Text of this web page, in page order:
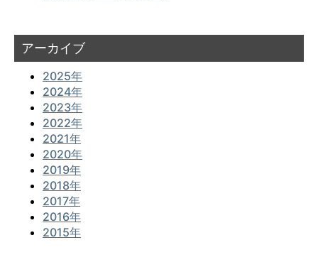
アーカイブ
2025年
2024年
2023年
2022年
2021年
2020年
2019年
2018年
2017年
2016年
2015年